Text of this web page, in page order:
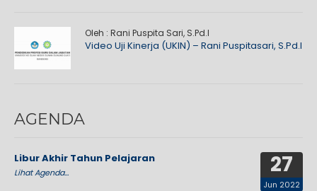
Oleh : Rani Puspita Sari, S.Pd.I
Video Uji Kinerja (UKIN) – Rani Puspitasari, S.Pd.I
AGENDA
27
Jun 2022
Libur Akhir Tahun Pelajaran
Lihat Agenda...